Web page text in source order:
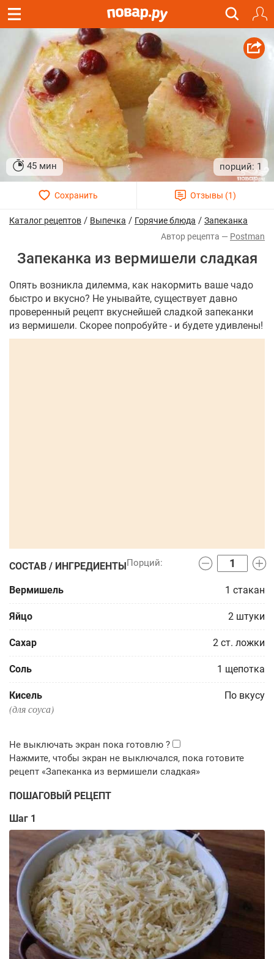
45 мин 1
Каталог рецептов / Выпечка / Горячие блюда / Запеканка
Postman
Запеканка из вермишели сладкая
Опять возникла дилемма, как накормить ваше чадо
быстро и вкусно? Не унывайте, существует давно
проверенный рецепт вкуснейшей сладкой запеканки
из вермишели. Скорее попробуйте - и будете удивлены!
СОСТАВ / ИНГРЕДИЕНТЫ
Вермишель 1 стакан
Яйцо 2 штуки
Сахар 2 ст. ложки
Соль 1 щепотка
Кисель По вкусу
(для соуса)
ПОШАГОВЫЙ РЕЦЕПТ
Шаг 1